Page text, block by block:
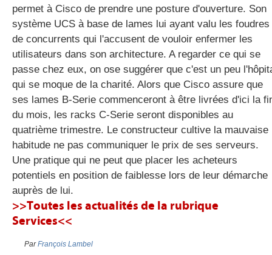
permet à Cisco de prendre une posture d'ouverture. Son
système UCS à base de lames lui ayant valu les foudres
de concurrents qui l'accusent de vouloir enfermer les
utilisateurs dans son architecture. A regarder ce qui se
passe chez eux, on ose suggérer que c'est un peu
qui se moque de la charité. Alors que Cisco assure que
ses lames B-Serie commenceront à être livrées d'ici la
du mois, les racks C-Serie seront disponibles au
quatrième trimestre. Le constructeur cultive la mauvaise
habitude ne pas communiquer le prix de ses serveurs.
Une pratique qui ne peut que placer les acheteurs
potentiels en position de faiblesse lors de leur démarche
auprès de lui.
>>Toutes les actualités de la rubrique
Services<<
ParFrançois Lambel